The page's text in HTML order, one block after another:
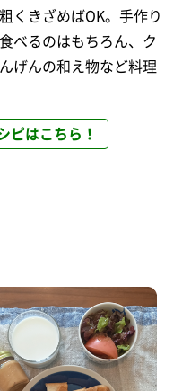
くきざめばOK。手作り
べるのはもちろん、ク
げんの和え物など料理
ピはこちら！